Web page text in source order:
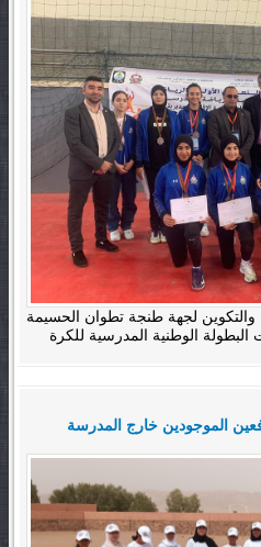
والتكوين لجهة طنجة تطوان الحسيمة
البطولة الوطنية المدرسية للكرة
الموجودين خارج المدرسة